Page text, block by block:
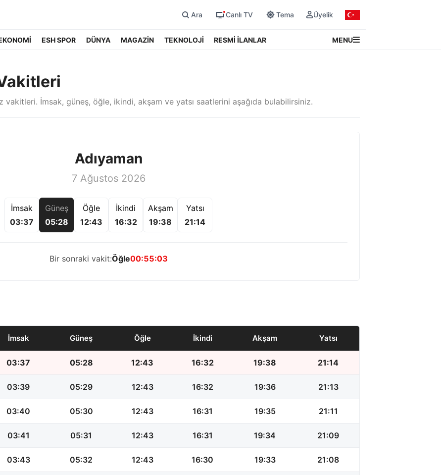
Ara Canlı TV Tema Üyelik
ESH SPOR DÜNYA MAGAZİN TEKNOLOJİ RESMİ İLANLAR MENU
vakitleri. İmsak, güneş, öğle, ikindi, akşam ve yatsı saatlerini aşağıda bulabilirsiniz.
Adıyaman
7 Ağustos 2026
İmsak
03:37
Güneş
05:28
Öğle
12:43
İkindi
16:32
Akşam
19:38
Yatsı
21:14
Bir sonraki vakit:Öğle00:55:02
İmsak Güneş Öğle İkindi Akşam Yatsı
03:37 05:28 12:43 16:32 19:38 21:14
03:39 05:29 12:43 16:32 19:36 21:13
03:40 05:30 12:43 16:31 19:35 21:11
03:41 05:31 12:43 16:31 19:34 21:09
03:43 05:32 12:43 16:30 19:33 21:08